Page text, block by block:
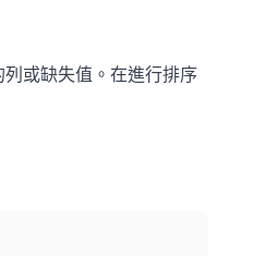
或缺失值。在進行排序